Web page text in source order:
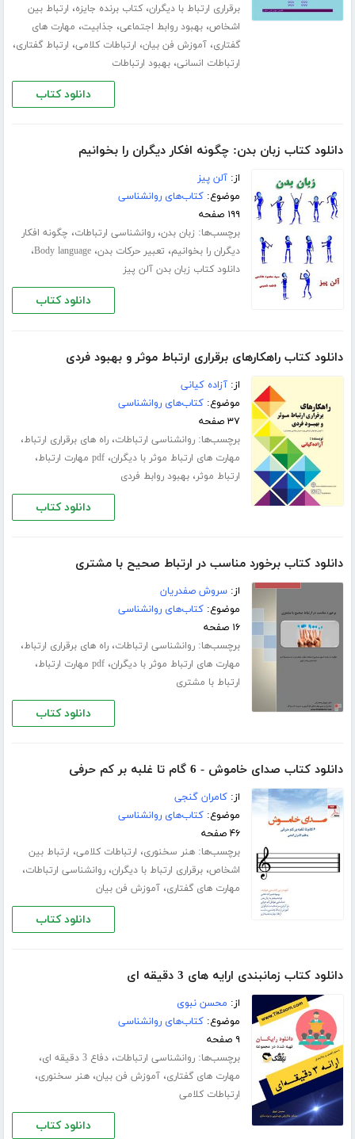
برقراری ارتباط با دیگران،کتاب برنده جایزه، ارتباط بین
اشخاص،بهبود روابط اجتماعی، جذابیت، مهارت های
گفتاری،آموزش فن بیان، ارتباطات کلامی، ارتباط گفتاری،
ارتباطات انسانی،بهبود ارتباطات
دانلود کتاب
دانلود کتاب زبان بدن: چگونه افکار دیگران را بخوانیم
از:آلن پیز
موضوع:کتاب‌های روانشناسی
۱۹۹ صفحه
برچسب‌ها: زبان بدن،روانشناسی ارتباطات، چگونه افکار
دیگران را بخوانیم، تعبیر حرکات بدن،Body language،
دانلود کتاب زبان بدن آلن پیز
دانلود کتاب
دانلود کتاب راهکارهای برقراری ارتباط موثر و بهبود فردی
از:آزاده کیانی
موضوع:کتاب‌های روانشناسی
۳۷ صفحه
برچسب‌ها:روانشناسی ارتباطات،راه های برقراری ارتباط،
مهارت های ارتباط موثر با دیگران،pdf مهارت ارتباط ،
ارتباط موثر،بهبود روابط فردی
دانلود کتاب
دانلود کتاب برخورد مناسب در ارتباط صحیح با مشتری
از:سروش صفدریان
موضوع:کتاب‌های روانشناسی
۱۶ صفحه
برچسب‌ها:روانشناسی ارتباطات،راه های برقراری ارتباط،
مهارت های ارتباط موثر با دیگران،pdf مهارت ارتباط ،
ارتباط با مشتری
دانلود کتاب
دانلود کتاب صدای خاموش - 6 گام تا غلبه بر کم حرفی
از:کامران گنجی
موضوع:کتاب‌های روانشناسی
۴۶ صفحه
برچسب‌ها:هنر سخنوری، ارتباطات کلامی، ارتباط بین
اشخاص،برقراری ارتباط با دیگران،روانشناسی ارتباطات،
مهارت های گفتاری،آموزش فن بیان
دانلود کتاب
دانلود کتاب زمانبندی ارایه های 3 دقیقه ای
از: محسن نبوی
موضوع:کتاب‌های روانشناسی
۹ صفحه
برچسب‌ها:روانشناسی ارتباطات،دفاع 3 دقیقه ای ،
مهارت های گفتاری،آموزش فن بیان،هنر سخنوری،
ارتباطات کلامی
دانلود کتاب